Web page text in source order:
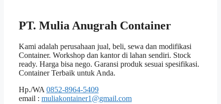
PT. Mulia Anugrah Container
Kami adalah perusahaan jual, beli, sewa dan modifikasi
Container. Workshop dan kantor di lahan sendiri. Stock
ready. Harga bisa nego. Garansi produk sesuai spesifikasi.
Container Terbaik untuk Anda.
Hp./WA 0852-8964-5409
email : muliakontainer1@gmail.com